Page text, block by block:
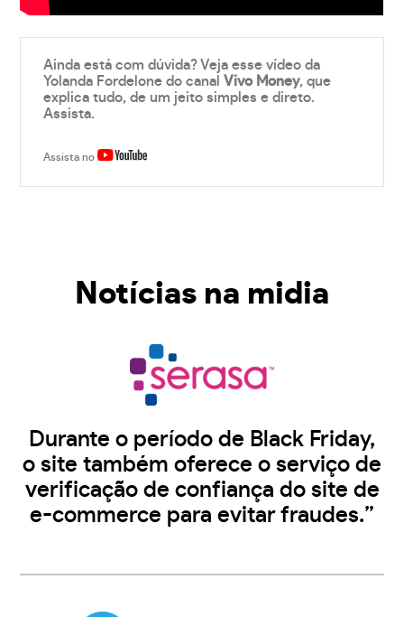
Ainda está com dúvida? Veja esse vídeo da
Yolanda Fordelone do canalVivo Money, que
explica tudo, de um jeito simples e direto.
Assista.
Assista no
Notícias na midia
Durante o período de Black Friday,
o site também oferece o serviço de
verificação de confiança do site de
e-commerce para evitar fraudes.”